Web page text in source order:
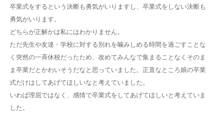
卒業式をするという決断も勇気がいりますし、卒業式をしない決断も
勇気がいります。
どちらが正解かは私にはわかりません。
ただ先生や友達・学校に対する別れを噛みしめる時間を過ごすことな
く突然の一斉休校だったため、改めてみんなで集まることなくそのま
ま卒業だとかわいそうだなと思っていました。正直なところ娘の卒業
式だけはしてあげてほしいなと考えていました。
いわば理屈ではなく、感情で卒業式をしてあげてほしいと考えていま
した。